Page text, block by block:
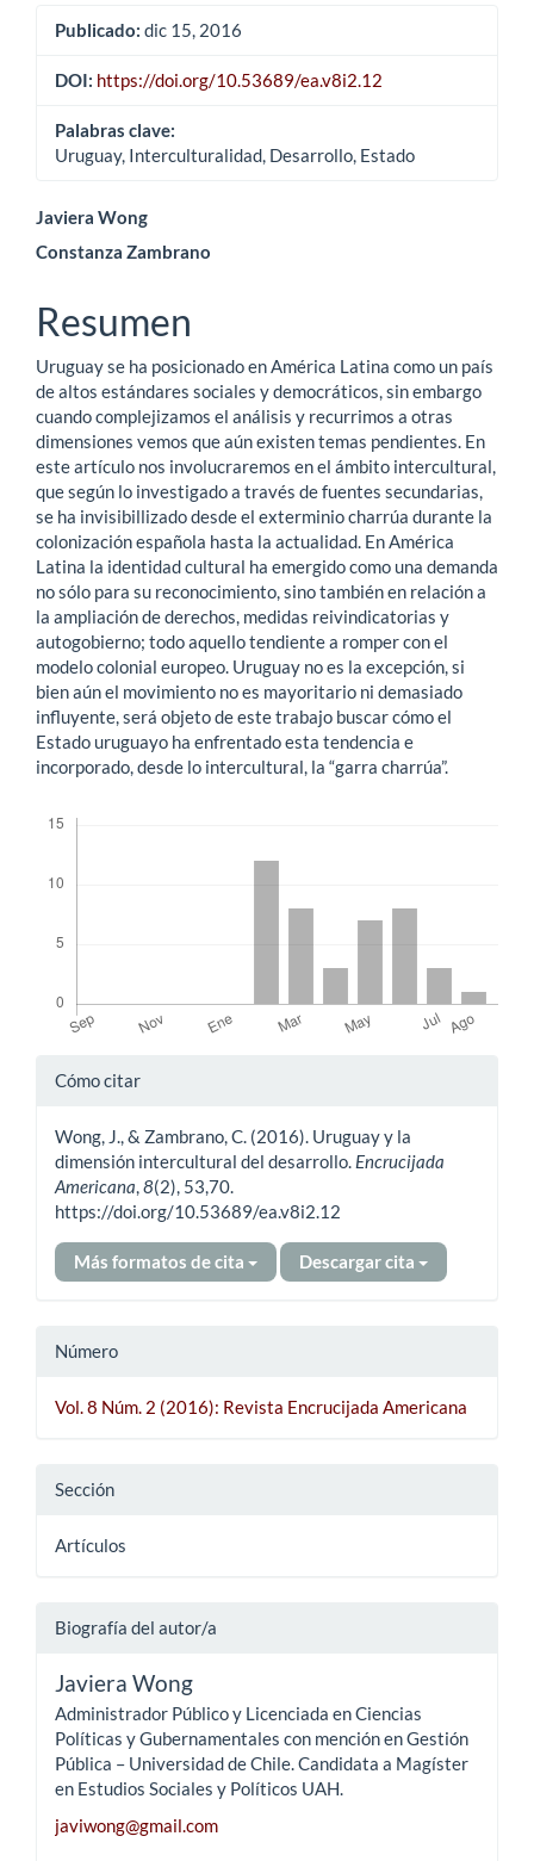
Publicado: dic 15, 2016
DOI: https://doi.org/10.53689/ea.v8i2.12
Palabras clave:
Uruguay, Interculturalidad, Desarrollo, Estado
Contenido
principal
del
artículo
Javiera Wong
Constanza Zambrano
Resumen
Uruguay se ha posicionado en América Latina como un país
de altos estándares sociales y democráticos, sin embargo
cuando complejizamos el análisis y recurrimos a otras
dimensiones vemos que aún existen temas pendientes. En
este artículo nos involucraremos en el ámbito intercultural,
que según lo investigado a través de fuentes secundarias,
se ha invisibillizado desde el exterminio charrúa durante la
colonización española hasta la actualidad. En América
Latina la identidad cultural ha emergido como una demanda
no sólo para su reconocimiento, sino también en relación a
la ampliación de derechos, medidas reivindicatorias y
autogobierno; todo aquello tendiente a romper con el
modelo colonial europeo. Uruguay no es la excepción, si
bien aún el movimiento no es mayoritario ni demasiado
influyente, será objeto de este trabajo buscar cómo el
Estado uruguayo ha enfrentado esta tendencia e
incorporado, desde lo intercultural, la “garra charrúa”.
Detalles
artículo
Cómo citar
Wong, J., & Zambrano, C. (2016). Uruguay y la
dimensión intercultural del desarrollo. Encrucijada
Americana,8(2), 53,70.
https://doi.org/10.53689/ea.v8i2.12
Más formatos de cita Descargar cita
Número
Vol. 8 Núm. 2 (2016): Revista Encrucijada Americana
Sección
Artículos
Biografía del autor/a
Javiera Wong
Administrador Público y Licenciada en Ciencias
Políticas y Gubernamentales con mención en Gestión
Pública – Universidad de Chile. Candidata a Magíster
en Estudios Sociales y Políticos UAH.
javiwong@gmail.com